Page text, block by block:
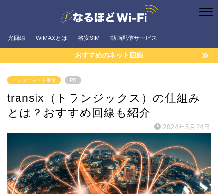
光回線 WiMAXとは 格安SIM 動画配信サービス
おすすめのネット回線
インターネット事情 PR
transix（トランジックス）の仕組み
とは？おすすめ回線も紹介
2024年5月24日